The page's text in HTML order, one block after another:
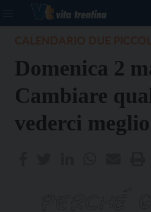
Domenica 2
Cambiare
vederci meglio